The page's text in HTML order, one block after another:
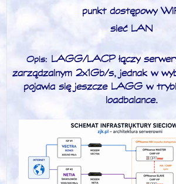
punkt dostępowy
sieć LAN
Opis: LAGG/LACP łączy
zarządzalnym 2x1Gb/s, jednak w
pojawia się jeszcze LAGG w
loadbalance.